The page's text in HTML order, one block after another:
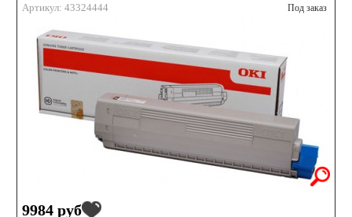
Артикул: 43324444 Под заказ
9984 руб